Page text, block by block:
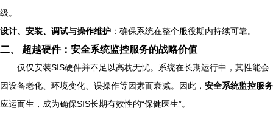
级。
设计、安装、调试与操作维护 ：确保系统在整个服役期内持续可靠。
二、 超越硬件：安全系统监控服务的战略价值
仅仅安装SIS硬件并不足以高枕无忧。系统在长期运行中，其性能会
因设备老化、环境变化、误操作等因素而衰减。因此， 安全系统监控服务
应运而生，成为确保SIS长期有效性的“保健医生”。